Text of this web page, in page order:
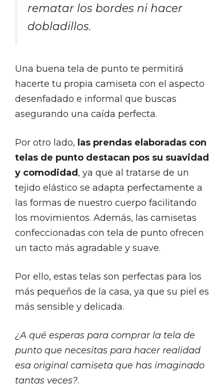
rematar los bordes ni hacer
dobladillos.
Una buena tela de punto te permitirá
hacerte tu propia camiseta con el aspecto
desenfadado e informal que buscas
asegurando una caída perfecta.
Por otro lado, las prendas elaboradas con
telas de punto destacan pos su suavidad
y comodidad , ya que al tratarse de un
tejido elástico se adapta perfectamente a
las formas de nuestro cuerpo facilitando
los movimientos. Además, las camisetas
confeccionadas con tela de punto ofrecen
un tacto más agradable y suave.
Por ello, estas telas son perfectas para los
más pequeños de la casa, ya que su piel es
más sensible y delicada.
¿A qué esperas para comprar la tela de
punto que necesitas para hacer realidad
esa original camiseta que has imaginado
tantas veces?.